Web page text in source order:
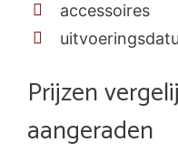
accessoires
Prijzen
aangeraden